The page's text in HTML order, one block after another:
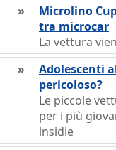
»
Microlino
tra microcar
La vettura
»
Adolescenti
pericoloso?
Le piccole
per i più
insidie